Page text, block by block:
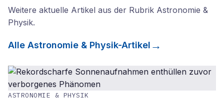
Weitere aktuelle Artikel aus der Rubrik Astronomie &
Physik.
Alle Astronomie & Physik-Artikel
ASTRONOMIE & PHYSIK